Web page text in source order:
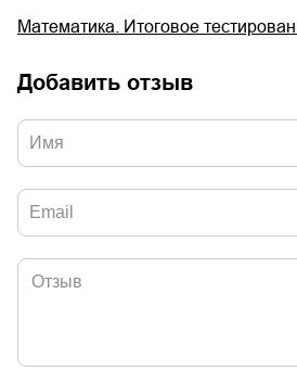
Математика. Итоговое
Добавить отзыв